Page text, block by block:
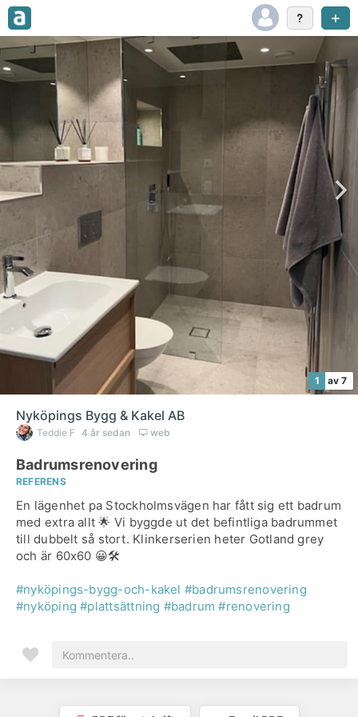
1 av 7
Nyköpings Bygg & Kakel AB
Teddie F 4 år sedan web
Badrumsrenovering
REFERENS
En lägenhet pa Stockholmsvägen har fått sig ett badrum
med extra allt 🌟 Vi byggde ut det befintliga badrummet
till dubbelt så stort. Klinkerserien heter Gotland grey
och är 60x60 😀🛠
#nyköpings-bygg-och-kakel #badrumsrenovering
#nyköping #plattsättning #badrum #renovering